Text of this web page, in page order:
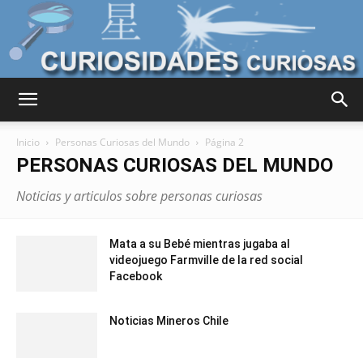
del
Inicio Personas Curiosas del Mundo Página 2
PERSONAS CURIOSAS DEL MUNDO
Noticias y articulos sobre personas curiosas
Mata a su Bebé mientras jugaba al
videojuego Farmville de la red social
Facebook
Noticias Mineros Chile